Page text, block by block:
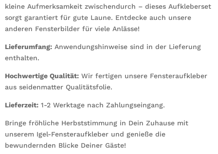
kleine Aufmerksamkeit zwischendurch – dieses Aufkleberset
sorgt garantiert für gute Laune. Entdecke auch unsere
anderen Fensterbilder für viele Anlässe!
Lieferumfang: Anwendungshinweise sind in der Lieferung
enthalten.
Hochwertige Qualität: Wir fertigen unsere Fensteraufkleber
aus seidenmatter Qualitätsfolie.
Lieferzeit: 1-2 Werktage nach Zahlungseingang.
Bringe fröhliche Herbststimmung in Dein Zuhause mit
unserem Igel-Fensteraufkleber und genieße die
bewundernden Blicke Deiner Gäste!